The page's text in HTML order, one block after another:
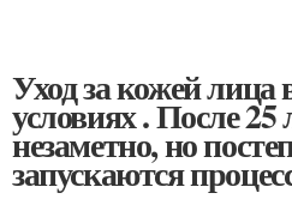
Уход за кожей
условиях . После 25
незаметно, но
запускаются